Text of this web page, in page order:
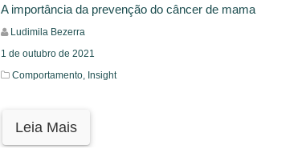
A importância da prevenção do câncer de mama
Ludimila Bezerra
1 de outubro de 2021
Comportamento, Insight
Leia Mais